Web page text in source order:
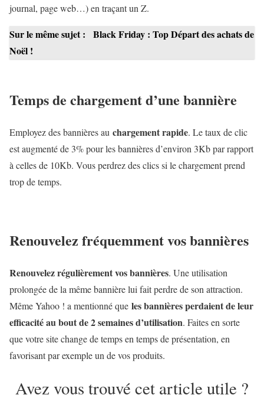
journal, page web…) en traçant un Z.
Sur le même sujet :
Black Friday : Top Départ des achats de
Noël !
Temps de chargement d’une bannière
Employez des bannières au chargement rapide. Le taux de clic
est augmenté de 3% pour les bannières d’environ 3Kb par rapport
à celles de 10Kb. Vous perdrez des clics si le chargement prend
trop de temps.
Renouvelez fréquemment vos bannières
Renouvelez régulièrement vos bannières. Une utilisation
prolongée de la même bannière lui fait perdre de son attraction.
Même Yahoo ! a mentionné que les bannières perdaient de leur
efficacité au bout de 2 semaines d’utilisation. Faites en sorte
que votre site change de temps en temps de présentation, en
favorisant par exemple un de vos produits.
Avez vous trouvé cet article utile ?